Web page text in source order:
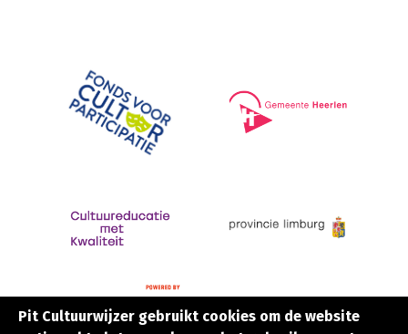
Pit Cultuurwijzer gebruikt cookies om de website
Pit Cultuurwijzer gebruikt cookies om de website